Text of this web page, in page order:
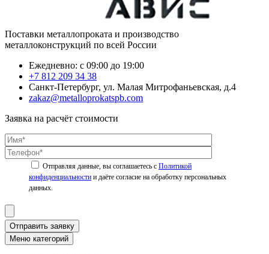
Поставки металлопроката и производство
металлоконструкций по всей России
Ежедневно: с 09:00 до 19:00
+7 812 209 34 38
Санкт-Петербург, ул. Малая Митрофаньевская, д.4
zakaz@metalloprokatspb.com
Заявка на расчёт стоимости
Политикой
конфиденциальности
Отправить заявку
Меню категорий